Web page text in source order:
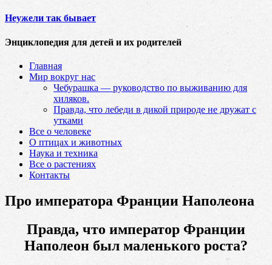
Неужели так бывает
Энциклопедия для детей и их родителей
Главная
Мир вокруг нас
Чебурашка — руководство по выживанию для
хиляков.
Правда, что лебеди в дикой природе не дружат с
утками
Все о человеке
О птицах и животных
Наука и техника
Все о растениях
Контакты
Про императора Франции Наполеона
Правда, что император Франции
Наполеон был маленького роста?